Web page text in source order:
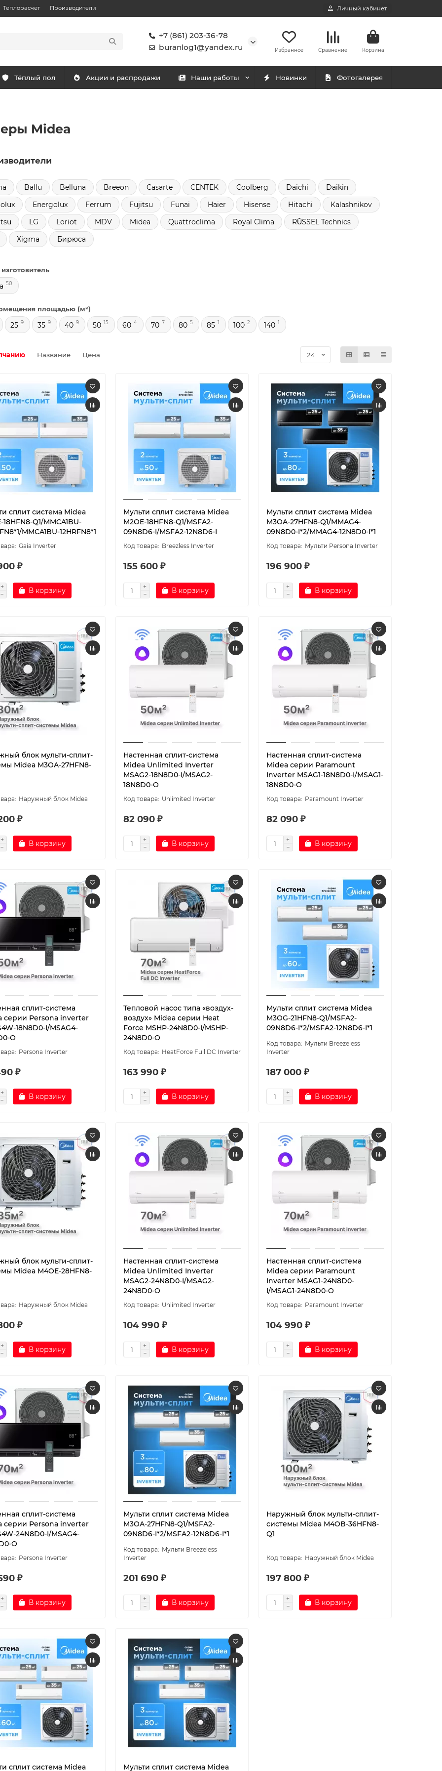
Теплорасчет Производители Личный кабинет
+7 (861) 203-36-78
buranlog1@yandex.ru
Избранное Сравнение Корзина
Тёплый пол Акции и распродажи Наши работы Новинки Фотогалерея
Midea
Ballu Belluna Breeon Casarte CENTEK Coolberg Daichi
Daikin
Energolux Ferrum Fujitsu Funai Haier Hisense Hitachi
Kalashnikov
LG Loriot MDV Midea Quattroclima Royal Clima
RŬSSEL Technics
Xigma Бирюса
50
площадью (м²)
25 9 35 9 40 9 50 15 60 4 70 7 80 5 85 1 100 2 140 1
Название Цена
сплит система Midea
18HFN8-Q1/MMCA1BU-
MMCA1BU-12HRFN8*1
Gaia Inverter
₽
В корзину
Мульти сплит система Midea
M2OE-18HFN8-Q1/MSFA2-
09N8D6-I/MSFA2-12N8D6-I
Breezless Inverter
155 600 ₽
В корзину
Мульти сплит система Midea
M3OA-27HFN8-Q1/MMAG4-
09N8D0-I*2/MMAG4-12N8D0-I*1
Мульти Persona Inverter
196 900 ₽
В корзину
блок мульти-сплит-
Midea M3OA-27HFN8-
Наружный блок Midea
₽
В корзину
Настенная сплит-система
Midea Unlimited Inverter
MSAG2-18N8D0-I/MSAG2-
18N8D0-O
Unlimited Inverter
82 090 ₽
В корзину
Настенная сплит-система
Midea серии Paramount
Inverter MSAG1-18N8D0-I/MSAG1-
18N8D0-O
Paramount Inverter
82 090 ₽
В корзину
сплит-система
серии Persona inverter
18N8D0-I/MSAG4-
O
Persona Inverter
₽
В корзину
Тепловой насос типа «воздух-
воздух» Midea серии Heat
Force MSHP-24N8D0-I/MSHP-
24N8D0-O
HeatForce Full DC Inverter
163 990 ₽
В корзину
Мульти сплит система Midea
M3OG-21HFN8-Q1/MSFA2-
09N8D6-I*2/MSFA2-12N8D6-I*1
Мульти Breezeless
Inverter
187 000 ₽
В корзину
блок мульти-сплит-
Midea M4OE-28HFN8-
Наружный блок Midea
₽
В корзину
Настенная сплит-система
Midea Unlimited Inverter
MSAG2-24N8D0-I/MSAG2-
24N8D0-O
Unlimited Inverter
104 990 ₽
В корзину
Настенная сплит-система
Midea серии Paramount
Inverter MSAG1-24N8D0-
I/MSAG1-24N8D0-O
Paramount Inverter
104 990 ₽
В корзину
сплит-система
серии Persona inverter
24N8D0-I/MSAG4-
O
Persona Inverter
₽
В корзину
Мульти сплит система Midea
M3OA-27HFN8-Q1/MSFA2-
09N8D6-I*2/MSFA2-12N8D6-I*1
Мульти Breezeless
Inverter
201 690 ₽
В корзину
Наружный блок мульти-сплит-
системы Midea M4OB-36HFN8-
Q1
Наружный блок Midea
197 800 ₽
В корзину
сплит система Midea Мульти сплит система Midea